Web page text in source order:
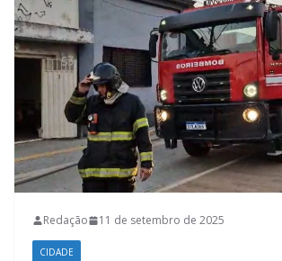
Redação 11 de setembro de 2025
CIDADE